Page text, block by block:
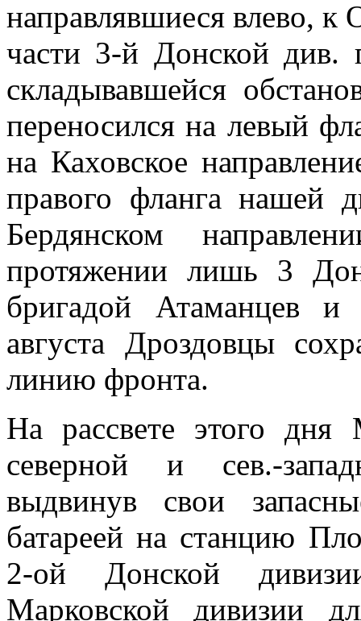
направлявшиеся влево,
части 3-й Донской див.
складывавшейся
переносился на левый
на Каховское
правого фланга нашей
Бердянском
протяжении лишь 3
бригадой Атаманцев
августа Дроздовцы
линию фронта.
На рассвете этого
северной и сев.-
выдвинув свои
батареей на станцию
2-ой Донской
Марковской дивизии